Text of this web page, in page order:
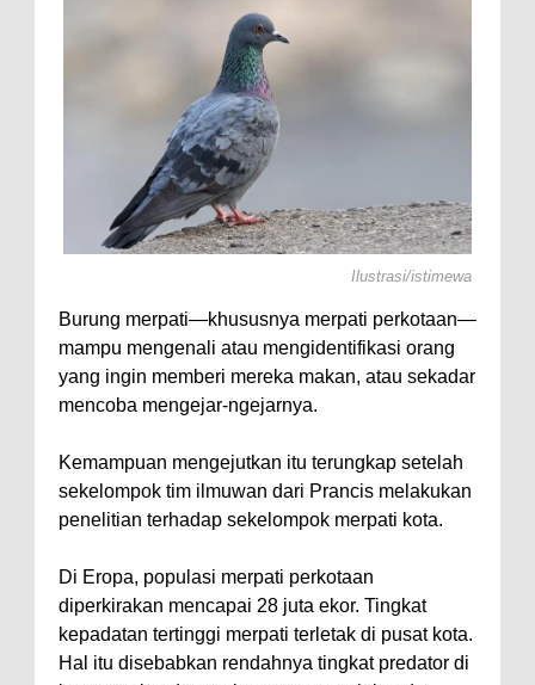
Ilustrasi/istimewa
Burung merpati—khususnya merpati perkotaan—
mampu mengenali atau mengidentifikasi orang
yang ingin memberi mereka makan, atau sekadar
mencoba mengejar-ngejarnya.
Kemampuan mengejutkan itu terungkap setelah
sekelompok tim ilmuwan dari Prancis melakukan
penelitian terhadap sekelompok merpati kota.
Di Eropa, populasi merpati perkotaan
diperkirakan mencapai 28 juta ekor. Tingkat
kepadatan tertinggi merpati terletak di pusat kota.
Hal itu disebabkan rendahnya tingkat predator di